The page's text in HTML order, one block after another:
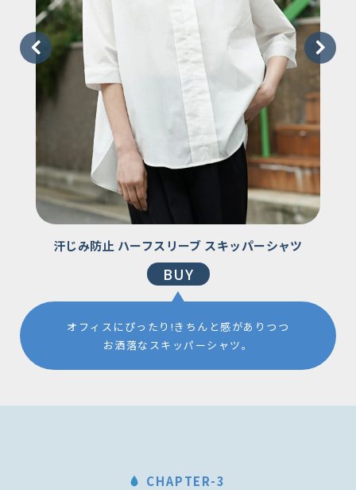
汗じみ防止 ハーフスリーブ スキッパーシャツ
BUY
オフィスにぴったり!きちんと感がありつつ
お洒落なスキッパーシャツ。
CHAPTER-3